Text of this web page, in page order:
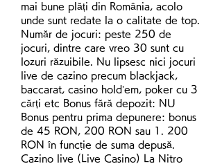
mai bune plăți din România, acolo
unde sunt redate la o calitate de top.
Număr de jocuri: peste 250 de
jocuri, dintre care vreo 30 sunt cu
lozuri răzuibile. Nu lipsesc nici jocuri
live de cazino precum blackjack,
baccarat, casino hold’em, poker cu 3
cărți etc Bonus fără depozit: NU
Bonus pentru prima depunere: bonus
de 45 RON, 200 RON sau 1. 200
RON în funcție de suma depusă.
Cazino live (Live Casino) La Nitro